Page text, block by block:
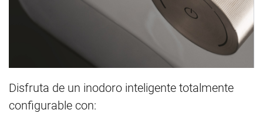
Disfruta de un inodoro inteligente totalmente
configurable con: